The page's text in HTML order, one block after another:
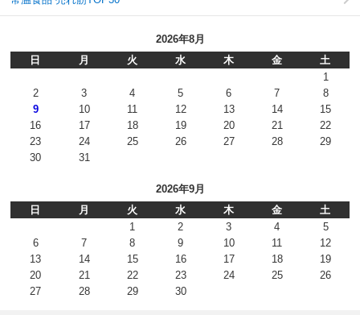
2026年8月
日
月 火 水 木 金
土
1
2
3 4 5 6 7
8
9
10 11 12 13 14
15
16
17 18 19 20 21
22
23
24 25 26 27 28
29
30
31
2026年9月
日
月 火 水 木 金
土
1
2 3 4
5
6
7 8 9 10 11
12
13
14 15 16 17 18
19
20
21 22 23 24 25
26
27
28 29 30